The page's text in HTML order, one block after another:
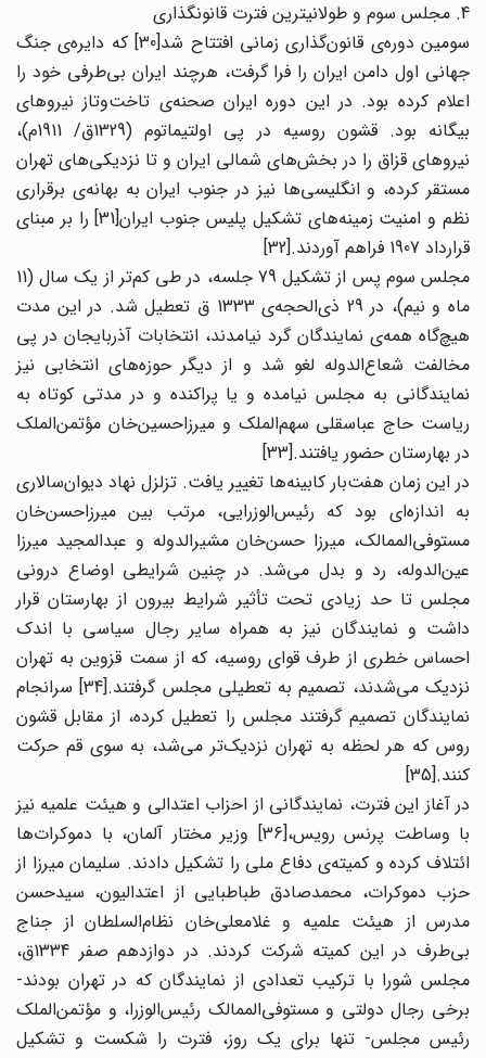
سومین دوره‌ی قانون‌گذاری زمانی افتتاح شد[30] که دایره‌ی جنگ
جهانی اول دامن ایران را فرا گرفت، هرچند ایران بی‌طرفی خود را
اعلام کرده بود. در این دوره ایران صحنه‌ی تاخت‌وتاز نیروهای
بیگانه بود. قشون روسیه در پی اولتیماتوم (1329ق/ 1911م)،
نیروهای قزاق را در بخش‌های شمالی ایران و تا نزدیکی‌های تهران
مستقر کرده، و انگلیسی‌ها نیز در جنوب ایران به بهانه‌ی برقراری
نظم و امنیت زمینه‌های تشکیل پلیس جنوب ایران[31] را بر مبنای
قرارداد 1907 فراهم آوردند.[32]
مجلس سوم پس از تشکیل 79 جلسه، در طی کم‌تر از یک سال (11
ماه و نیم)، در 29 ذی‌الحجه‌ی 1333 ق تعطیل شد. در این مدت
هیچ‌گاه همه‌ی نمایندگان گرد نیامدند، انتخابات آذربایجان در پی
مخالفت شعاع‌الدوله لغو شد و از دیگر حوزه‌های انتخابی نیز
نمایندگانی به مجلس نیامده و یا پراکنده و در مدتی کوتاه به
ریاست حاج عباسقلی سهم‌الملک و میرزاحسین‌خان مؤتمن‌الملک
در بهارستان حضور یافتند.[33]
در این زمان هفت‌بار کابینه‌ها تغییر یافت. تزلزل نهاد دیوان‌سالاری
به اندازه‌ای بود که رئیس‌الوزرایی، مرتب بین میرزاحسن‌خان
مستوفی‌الممالک، میرزا حسن‌خان مشیرالدوله و عبدالمجید میرزا
عین‌الدوله، رد و بدل می‌شد. در چنین شرایطی اوضاع درونی
مجلس تا حد زیادی تحت تأثیر شرایط بیرون از بهارستان قرار
داشت و نمایندگان نیز به همراه سایر رجال سیاسی با اندک
احساس خطری از طرف قوای روسیه، که از سمت قزوین به تهران
نزدیک می‌شدند، تصمیم به تعطیلی مجلس گرفتند.[34] سرانجام
نمایندگان تصمیم گرفتند مجلس را تعطیل کرده، از مقابل قشون
روس که هر لحظه به تهران نزدیک‌تر می‌شد، به سوی قم حرکت
کنند.[35]
در آغاز این فترت، نمایندگانی از احزاب اعتدالی و هیئت علمیه نیز
با وساطت پرنس رویس،[36] وزیر مختار آلمان، با دموکرات‌ها
ائتلاف کرده و کمیته‌ی دفاع ملی را تشکیل دادند. سلیمان میرزا از
حزب دموکرات، محمدصادق طباطبایی از اعتدالیون، سیدحسن
مدرس از هیئت علمیه و غلامعلی‌خان نظام‌السلطان از جناج
بی‌طرف در این کمیته شرکت کردند. در دوازدهم صفر 1334ق،
مجلس شورا با ترکیب تعدادی از نمایندگان که در تهران بودند-
برخی رجال دولتی و مستوفی‌الممالک رئیس‌الوزرا، و مؤتمن‌الملک
رئیس مجلس- تنها برای یک روز، فترت را شکست و تشکیل